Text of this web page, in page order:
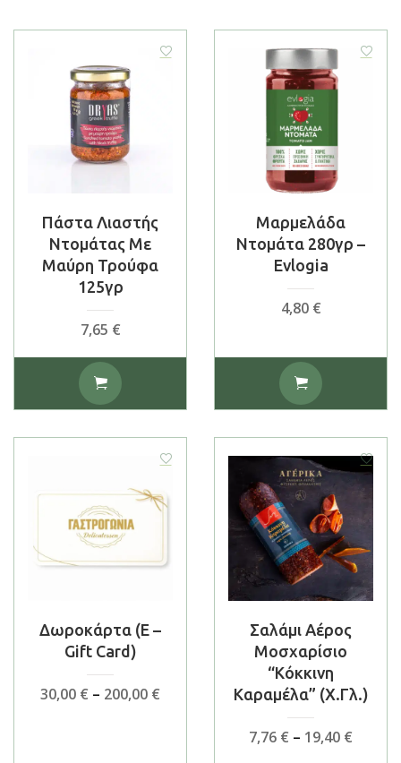
Πάστα Λιαστής
Ντομάτας Με
Μαύρη Τρούφα
125γρ
7,65 €
Μαρμελάδα
Ντομάτα 280γρ –
Evlogia
4,80 €
Δωροκάρτα (E –
Gift Card)
30,00 € – 200,00 €
Σαλάμι Αέρος
Μοσχαρίσιο
“Κόκκινη
Καραμέλα” (χ.γλ.)
7,76 € – 19,40 €